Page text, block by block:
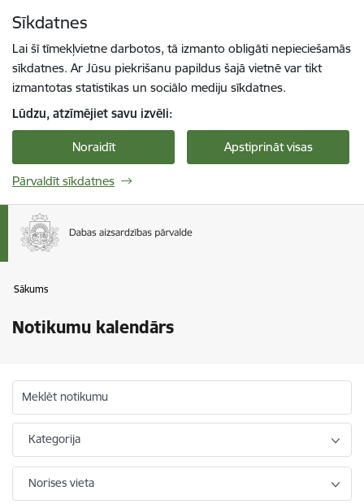
Sīkdatnes
Lai šī tīmekļvietne darbotos, tā izmanto obligāti nepieciešamās
sīkdatnes. Ar Jūsu piekrišanu papildus šajā vietnē var tikt
izmantotas statistikas un sociālo mediju sīkdatnes.
Lūdzu, atzīmējiet savu izvēli:
Noraidīt Apstiprināt visas
Pārvaldīt sīkdatnes
Sākums
Notikumu kalendārs
Meklēt notikumu
Kategorija
Norises vieta